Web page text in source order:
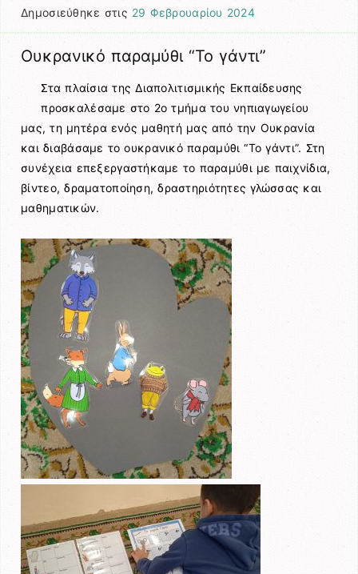
Δημοσιεύθηκε στις 29 Φεβρουαρίου 2024
Ουκρανικό παραμύθι “Το γάντι”
Στα πλαίσια της Διαπολιτισμικής Εκπαίδευσης
προσκαλέσαμε στο 2ο τμήμα του νηπιαγωγείου
μας, τη μητέρα ενός μαθητή μας από την Ουκρανία
και διαβάσαμε το ουκρανικό παραμύθι “Το γάντι”. Στη
συνέχεια επεξεργαστήκαμε το παραμύθι με παιχνίδια,
βίντεο, δραματοποίηση, δραστηριότητες γλώσσας και
μαθηματικών.